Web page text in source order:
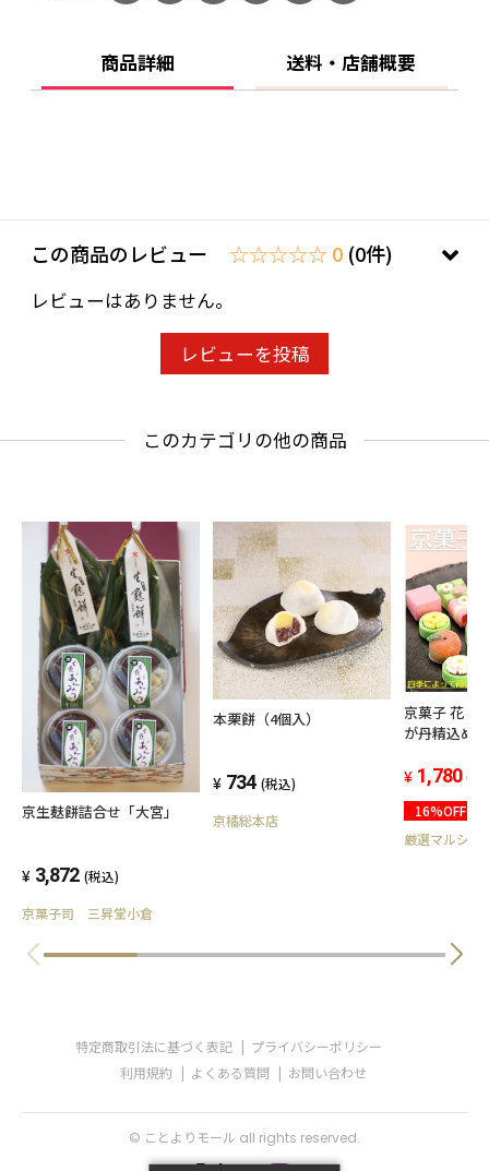
商品詳細 送料・店舗概要
この商品のレビュー ☆☆☆☆☆ 0 (0件)
レビューはありません。
レビューを投稿
このカテゴリの他の商品
京生麸餅詰合せ「大宮」
3,872 (税込)
京菓子司 三昇堂小倉
本栗餅（4個入）
734 (税込)
京橘総本店
京菓子 花
が丹精込め
1,780 (税
16%OFF
厳選マルシェ
特定商取引法に基づく表記
プライバシーポリシー
利用規約
よくある質問 お問い合わせ
© ことよりモール all rights reserved.